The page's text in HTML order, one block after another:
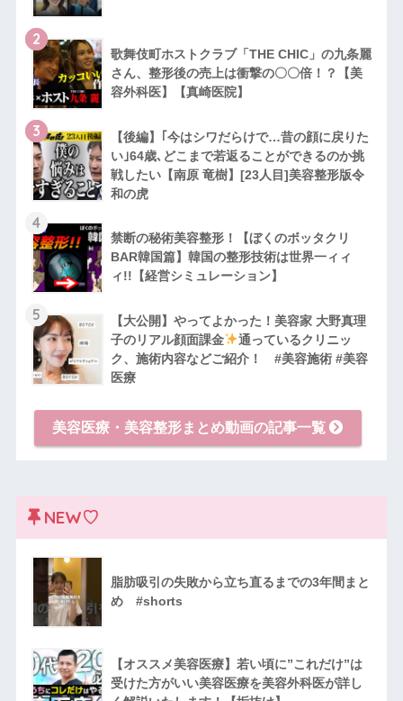
2
歌舞伎町ホストクラブ「THE CHIC」の九条麗
さん、整形後の売上は衝撃の〇〇倍！？【美
容外科医】【真崎医院】
3
【後編】｢今はシワだらけで…昔の顔に戻りた
い｣64歳､どこまで若返ることができるのか挑
戦したい【南原 竜樹】[23人目]美容整形版令
和の虎
4
禁断の秘術美容整形！【ぼくのボッタクリ
BAR韓国篇】韓国の整形技術は世界一ィィ
ィ!!【経営シミュレーション】
5
【大公開】やってよかった！美容家 大野真理
子のリアル顔面課金
通っているクリニッ
ク、施術内容などご紹介！ #美容施術 #美容
医療
美容医療・美容整形まとめ動画の記事一覧
NEW♡
脂肪吸引の失敗から立ち直るまでの3年間まと
め #shorts
【オススメ美容医療】若い頃に”これだけ”は
受けた方がいい美容医療を美容外科医が詳し